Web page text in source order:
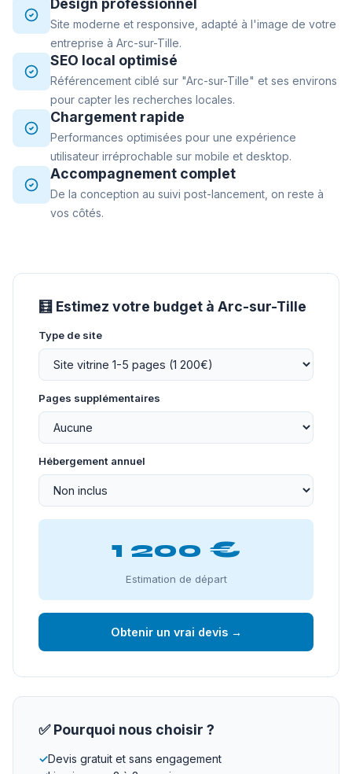
Design professionnel
Site moderne et responsive, adapté à l'image de votre
entreprise à Arc-sur-Tille.
SEO local optimisé
Référencement ciblé sur "Arc-sur-Tille" et ses environs
pour capter les recherches locales.
Chargement rapide
Performances optimisées pour une expérience
utilisateur irréprochable sur mobile et desktop.
Accompagnement complet
De la conception au suivi post-lancement, on reste à
vos côtés.
🧮 Estimez votre budget à Arc-sur-Tille
Type de site
Pages supplémentaires
Hébergement annuel
1 200 €
Estimation de départ
Obtenir un vrai devis →
✅ Pourquoi nous choisir ?
✓Devis gratuit et sans engagement